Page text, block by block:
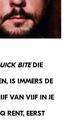
BITEDIE
IS IMMERS DE
VAN VIJF IN JE
RENT, EERST